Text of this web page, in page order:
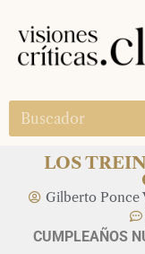
LOS
Gilberto Ponce
CUMPLEAÑOS